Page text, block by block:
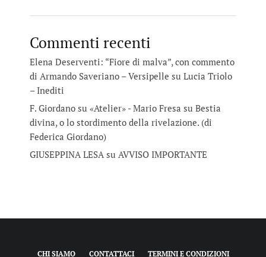
Commenti recenti
Elena Deserventi: “Fiore di malva”, con commento
di Armando Saveriano – Versipelle su Lucia Triolo
– Inediti
F. Giordano su «Atelier» - Mario Fresa su Bestia
divina, o lo stordimento della rivelazione. (di
Federica Giordano)
GIUSEPPINA LESAsu AVVISO IMPORTANTE
CHI SIAMO CONTATTACI TERMINI E CONDIZIONI